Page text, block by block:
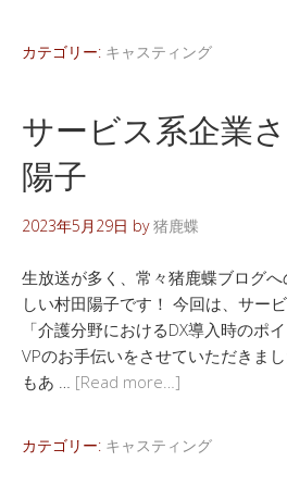
カテゴリー: キャスティング
サービス系企業
陽子
2023年5月29日 by猪鹿蝶
生放送が多く、常々猪鹿蝶ブログ
しい村田陽子です！ 今回は、サー
「介護分野におけるDX導入時のポ
VPのお手伝いをさせていただきま
もあ … [Read more…]
カテゴリー: キャスティング